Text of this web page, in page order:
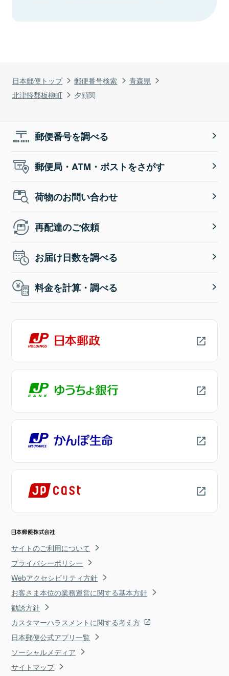
日本郵便トップ 郵便番号検索
青森県
北津軽郡板柳町
夕顔関
郵便番号を調べる
郵便局・ATM・ポストをさがす
荷物のお問い合わせ
再配達のご依頼
お届け日数を調べる
料金を計算・調べる
サイトのご利用について
プライバシーポリシー
Webアクセシビリティ方針
お客さま本位の業務運営に関する基本方針
勧誘方針
カスタマーハラスメントに関する考え方
日本郵便公式アプリ一覧
ソーシャルメディア
サイトマップ